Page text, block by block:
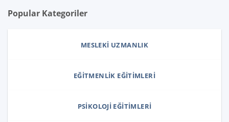
Popular Kategoriler
MESLEKI UZMANLIK
EĞITMENLIK EĞITIMLERI
PSIKOLOJI EĞITIMLERI